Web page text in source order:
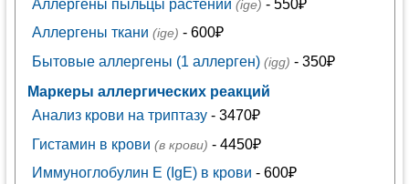
Аллергены пыльцы растений (ige) - 550₽
Аллергены ткани (ige) - 600₽
Бытовые аллергены (1 аллерген) (igg) - 350₽
Маркеры аллергических реакций
Анализ крови на триптазу- 3470₽
Гистамин в крови (в крови) - 4450₽
Иммуноглобулин Е (IgE) в крови - 600₽